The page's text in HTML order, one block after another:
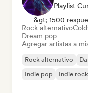
Playlist
&gt; 1500
Rock alternativo
Dream pop
Agregar artistas a
Rock alternativo
Indie pop
Indie rock